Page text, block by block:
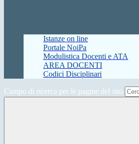
Istanze on line
Portale NoiPa
Modulistica Docenti e ATA
AREA DOCENTI
Codici Disciplinari
Campo di ricerca per le pagine del sito